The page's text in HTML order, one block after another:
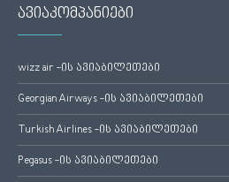
ავიაკომპანიები
wizz air -ის ავიაბილეთები
Georgian Airways -ის ავიაბილეთები
Turkish Airlines -ის ავიაბილეთები
Pegasus -ის ავიაბილეთები